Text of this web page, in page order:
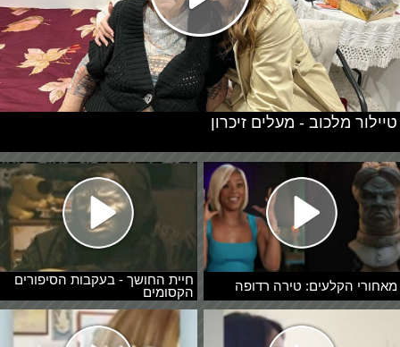
מאחורי הקלעים: טירה רדופה
חיית החושך - בעקבות הסיפורים
הקסומים
טיילור מלכוב - מעלים זיכרון